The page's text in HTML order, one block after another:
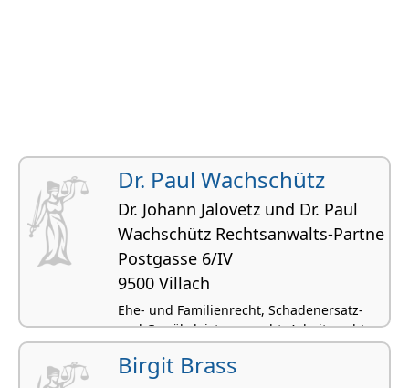
Dr. Paul Wachschütz
Dr. Johann Jalovetz und Dr. Paul
Wachschütz Rechtsanwalts-Partne
Postgasse 6/IV
9500 Villach
Ehe- und Familienrecht, Schadenersatz-
und Gewährleistungsrecht, Arbeitsrecht,
Erbrecht und
Verlassenschaftsabhandlungen,
Birgit Brass